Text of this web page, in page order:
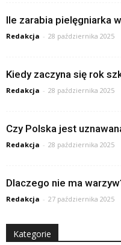
Ile zarabia pielęgniarka
Redakcja - 28 października 2025
Kiedy zaczyna się rok
Redakcja - 28 października 2025
Czy Polska jest
Redakcja - 28 października 2025
Dlaczego nie ma
Redakcja - 27 października 2025
Kategorie